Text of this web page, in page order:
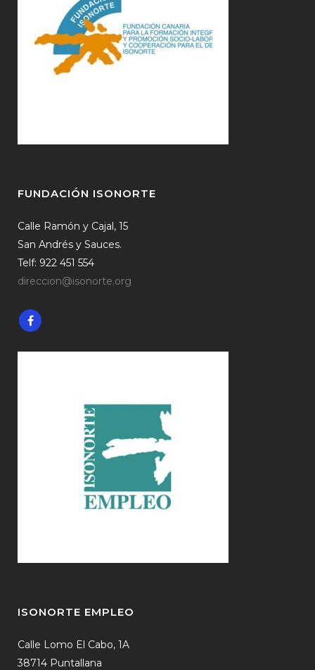
FUNDACIÓN ISONORTE
Calle Ramón y Cajal, 15
San Andrés y Sauces.
Telf: 922 451 554
direccion@isonorte.org
ISONORTE EMPLEO
Calle Lomo El Cabo, 1A
38714 Puntallana